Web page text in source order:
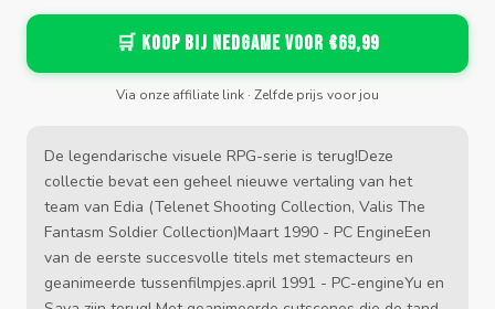
🛒 Koop bij Nedgame voor €69,99
Via onze affiliate link · Zelfde prijs voor jou
De legendarische visuele RPG-serie is terug!Deze
collectie bevat een geheel nieuwe vertaling van het
team van Edia (Telenet Shooting Collection, Valis The
Fantasm Soldier Collection)Maart 1990 - PC EngineEen
van de eerste succesvolle titels met stemacteurs en
geanimeerde tussenfilmpjes.april 1991 - PC-engineYu en